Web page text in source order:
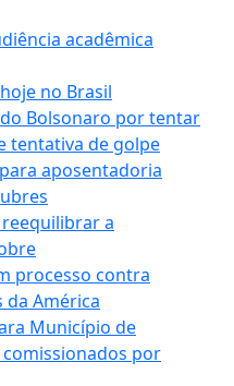
acadêmica
no Brasil
Bolsonaro por tentar
tentativa de golpe
aposentadoria
a
processo contra
da América
Município de
por